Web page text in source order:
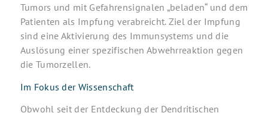
Tumors und mit Gefahrensignalen „beladen“ und dem
Patienten als Impfung verabreicht. Ziel der Impfung
sind eine Aktivierung des Immunsystems und die
Auslösung einer spezifischen Abwehrreaktion gegen
die Tumorzellen.
Im Fokus der Wissenschaft
Obwohl seit der Entdeckung der Dendritischen